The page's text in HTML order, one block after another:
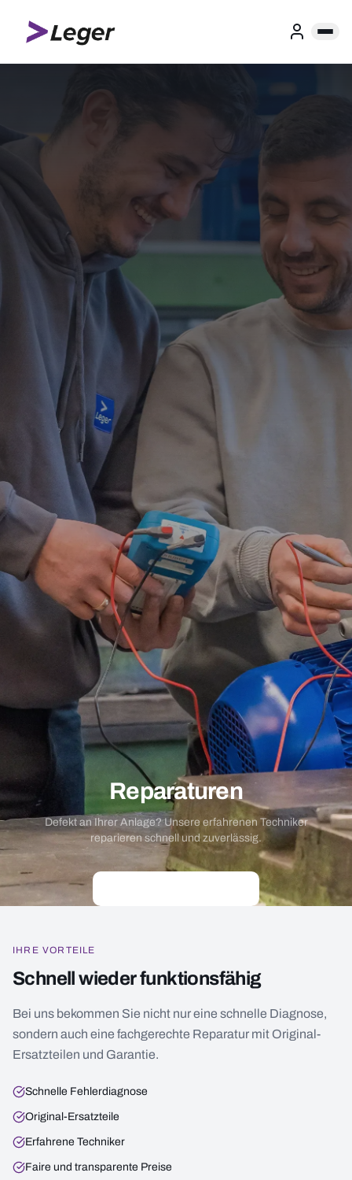
Reparaturen
Defekt an Ihrer Anlage? Unsere erfahrenen Techniker
reparieren schnell und zuverlässig.
IHRE VORTEILE
Schnell wieder funktionsfähig
Bei uns bekommen Sie nicht nur eine schnelle Diagnose,
sondern auch eine fachgerechte Reparatur mit Original-
Ersatzteilen und Garantie.
Schnelle Fehlerdiagnose
Original-Ersatzteile
Erfahrene Techniker
Faire und transparente Preise